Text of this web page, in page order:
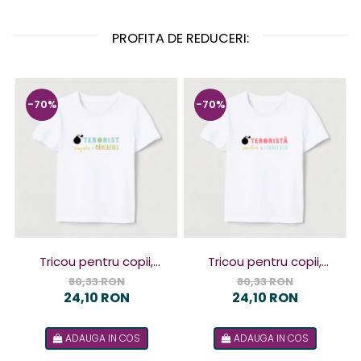
PROFITA DE REDUCERI:
-70%
Tricou pentru copii,
design Terorist
80,33 RON
24,10 RON
ADAUGA IN COS
-70%
Tricou pentru copii,
design Terorista
80,33 RON
24,10 RON
ADAUGA IN COS